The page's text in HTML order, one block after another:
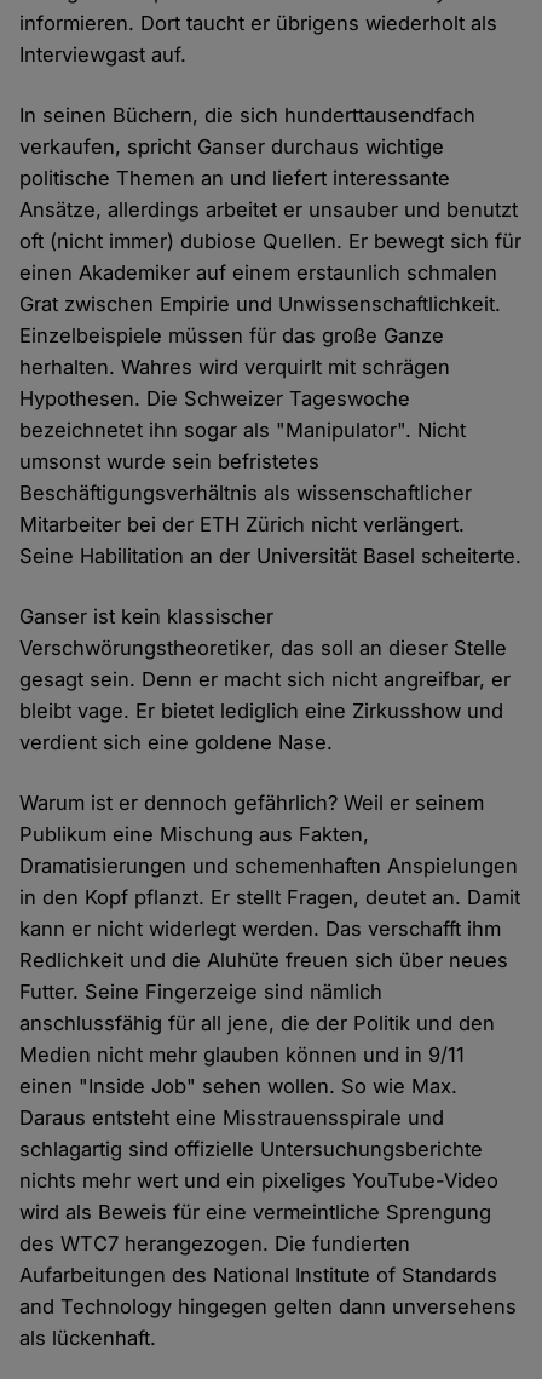
informieren. Dort taucht er übrigens wiederholt als
Interviewgast auf.
In seinen Büchern, die sich hunderttausendfach
verkaufen, spricht Ganser durchaus wichtige
politische Themen an und liefert interessante
Ansätze, allerdings arbeitet er unsauber und benutzt
oft (nicht immer) dubiose Quellen. Er bewegt sich für
einen Akademiker auf einem erstaunlich schmalen
Grat zwischen Empirie und Unwissenschaftlichkeit.
Einzelbeispiele müssen für das große Ganze
herhalten. Wahres wird verquirlt mit schrägen
Hypothesen. Die Schweizer Tageswoche
bezeichnetet ihn sogar als "Manipulator". Nicht
umsonst wurde sein befristetes
Beschäftigungsverhältnis als wissenschaftlicher
Mitarbeiter bei der ETH Zürich nicht verlängert.
Seine Habilitation an der Universität Basel scheiterte.
Ganser ist kein klassischer
Verschwörungstheoretiker, das soll an dieser Stelle
gesagt sein. Denn er macht sich nicht angreifbar, er
bleibt vage. Er bietet lediglich eine Zirkusshow und
verdient sich eine goldene Nase.
Warum ist er dennoch gefährlich? Weil er seinem
Publikum eine Mischung aus Fakten,
Dramatisierungen und schemenhaften Anspielungen
in den Kopf pflanzt. Er stellt Fragen, deutet an. Damit
kann er nicht widerlegt werden. Das verschafft ihm
Redlichkeit und die Aluhüte freuen sich über neues
Futter. Seine Fingerzeige sind nämlich
anschlussfähig für all jene, die der Politik und den
Medien nicht mehr glauben können und in 9/11
einen "Inside Job" sehen wollen. So wie Max.
Daraus entsteht eine Misstrauensspirale und
schlagartig sind offizielle Untersuchungsberichte
nichts mehr wert und ein pixeliges YouTube-Video
wird als Beweis für eine vermeintliche Sprengung
des WTC7 herangezogen. Die fundierten
Aufarbeitungen des National Institute of Standards
and Technology hingegen gelten dann unversehens
als lückenhaft.